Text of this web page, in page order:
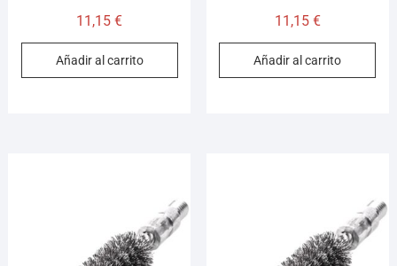
11,15€
Añadir al carrito
11,15 €
Añadir al carrito